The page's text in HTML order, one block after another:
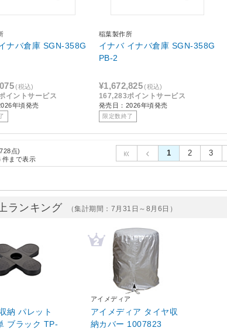
ナバ倉庫 SGN-358G
(税込)
イントサービス
年頃発売
稲葉製作所
イナバ イナバ倉庫 SGN-358G
PB-2
¥1,672,825(税込)
167,283ポイントサービス
発売日：2026年頃発売
限定数終了
点)
件まで表示
1 2 3
ランキング （集計期間：7月31日～8月6日）
納 パレット
アイメディア
アイメディア タイヤ収
納カバー 1007823